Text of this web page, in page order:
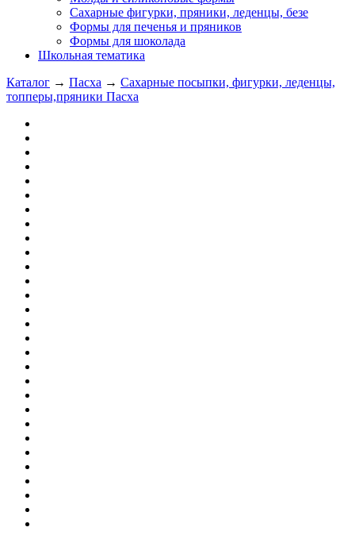
Сахарные фигурки, пряники, леденцы, безе
Формы для печенья и пряников
Формы для шоколада
Школьная тематика
Каталог → Пасха → Сахарные посыпки, фигурки, леденцы,
топперы,пряники Пасха